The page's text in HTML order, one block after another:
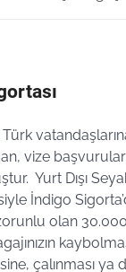
Türk
vize
Yurt Dışı
İndigo
olan
çalınması ya